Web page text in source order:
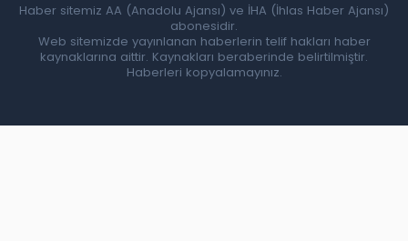
Haber sitemiz AA (Anadolu Ajansı) ve İHA (İhlas Haber Ajansı)
abonesidir.
Web sitemizde yayınlanan haberlerin telif hakları haber
kaynaklarına aittir. Kaynakları beraberinde belirtilmiştir.
Haberleri kopyalamayınız.